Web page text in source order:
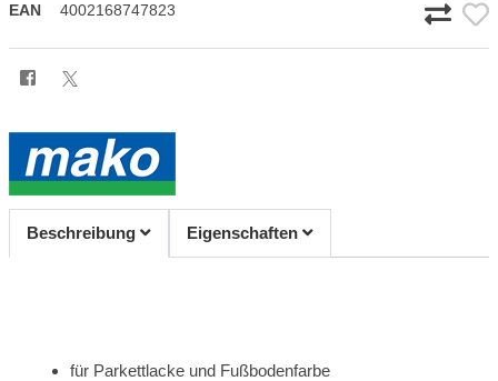
EAN 4002168747823
Beschreibung Eigenschaften
für Parkettlacke und Fußbodenfarbe